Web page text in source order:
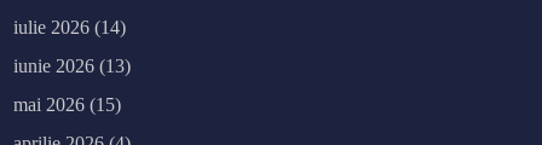
iulie 2026 (14)
iunie 2026 (13)
mai 2026 (15)